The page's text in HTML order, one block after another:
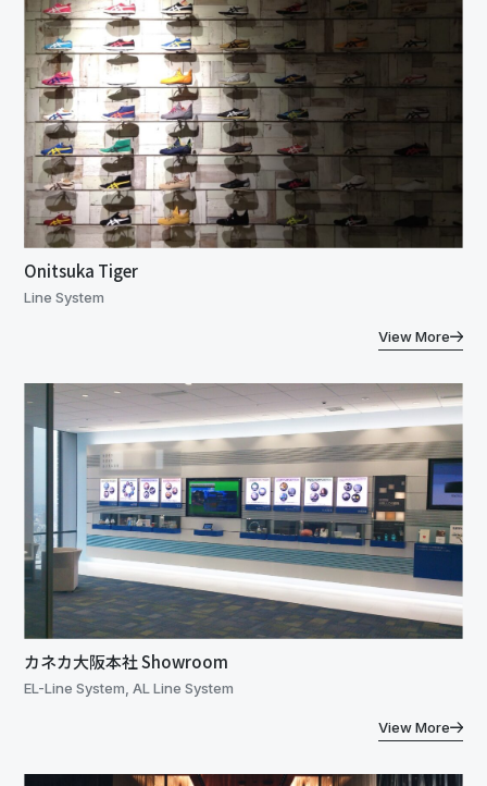
Onitsuka Tiger
Line System
View More
カネカ大阪本社 Showroom
EL-Line System, AL Line System
View More